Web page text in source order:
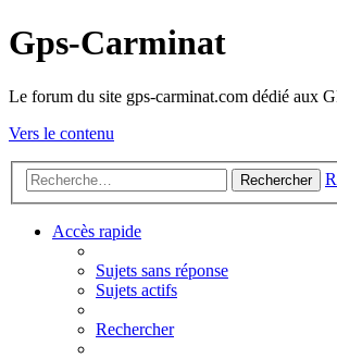
Gps-Carminat
Le forum du site gps-carminat.com dédié aux
Vers le contenu
Rechercher
Accès rapide
Sujets sans réponse
Sujets actifs
Rechercher